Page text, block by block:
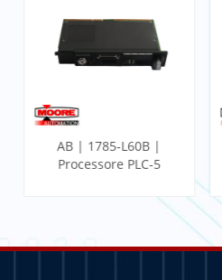
AB | 1785-L60B |
Processore PLC-5